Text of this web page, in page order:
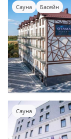
Сауна Басейн
Сауна